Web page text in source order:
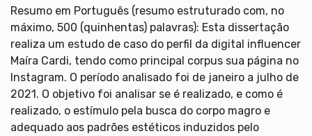
Resumo em Português (resumo estruturado com, no
máximo, 500 (quinhentas) palavras): Esta dissertação
realiza um estudo de caso do perfil da digital influencer
Maíra Cardi, tendo como principal corpus sua página no
Instagram. O período analisado foi de janeiro a julho de
2021. O objetivo foi analisar se é realizado, e como é
realizado, o estímulo pela busca do corpo magro e
adequado aos padrões estéticos induzidos pelo